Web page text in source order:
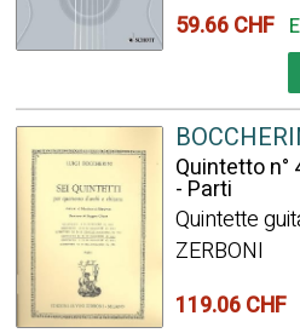
59.66 CHF
Quintetto n°
- Parti
Quintette
ZERBONI
119.06 CHF